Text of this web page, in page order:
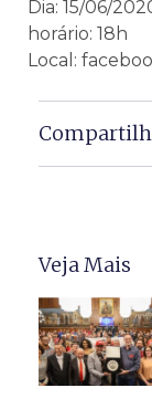
Dia: 15/06/
horário: 18h
Local:
Veja Mais